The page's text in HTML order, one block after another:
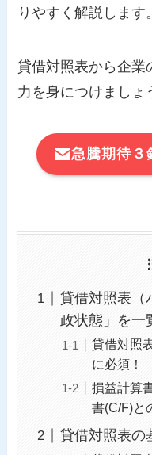
りやすく解説します。
貸借対照表から企業
力を身につけましょ
急騰期待３
貸借対照表（
政状態」を一
貸借対照
に必須！
損益計算
書(C/F)と
貸借対照表の